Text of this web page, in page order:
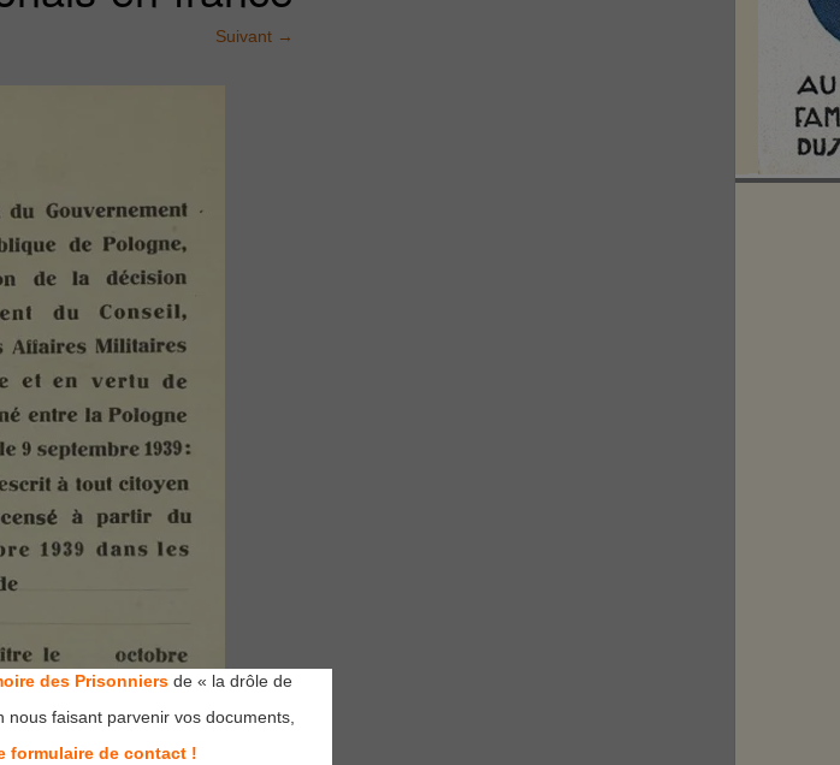
Suivant →
des Prisonniers de « la drôle de
faisant parvenir vos documents,
formulaire de contact !